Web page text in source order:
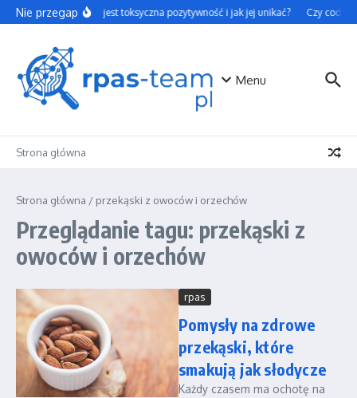
Przejdź do treści
Nie przegapCzym jest toksyczna pozytywność i jak jej unikać? Czy
Menu
Strona główna
Strona główna / przekąski z owoców i orzechów
Przeglądanie tagu: przekąski z
owoców i orzechów
rpas
Pomysły na zdrowe
przekąski, które
smakują jak słodycze
Każdy czasem ma ochotę na